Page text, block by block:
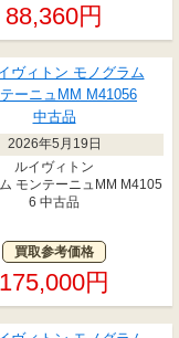
88,360円
2026年5月19日
ルイヴィトン
モンテーニュMM M4105
6 中古品
買取参考価格
175,000円